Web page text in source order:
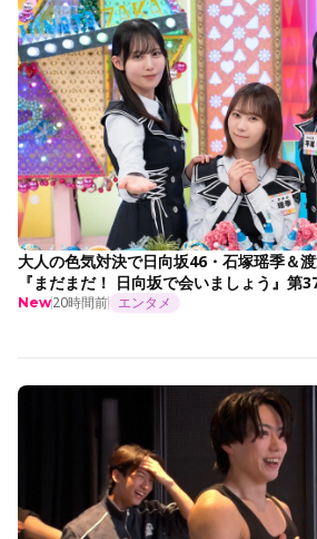
大人の色気対決で日向坂46・石塚瑶季＆
『まだまだ！ 日向坂で会いましょう』第
New20時間前 エンタメ